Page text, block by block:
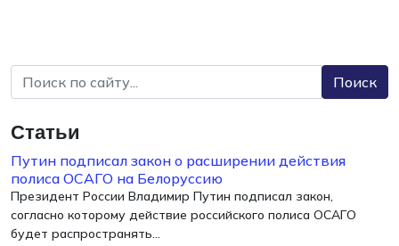
Поиск
Статьи
Путин подписал закон о расширении действия
полиса ОСАГО на Белоруссию
Президент России Владимир Путин подписал закон,
согласно которому действие российского полиса ОСАГО
будет распространять...